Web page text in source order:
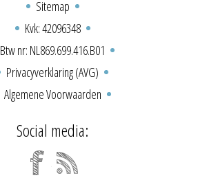
Sitemap
Kvk: 42096348
Btw nr: NL869.699.416.B01
Privacyverklaring (AVG)
Algemene Voorwaarden
Social media: